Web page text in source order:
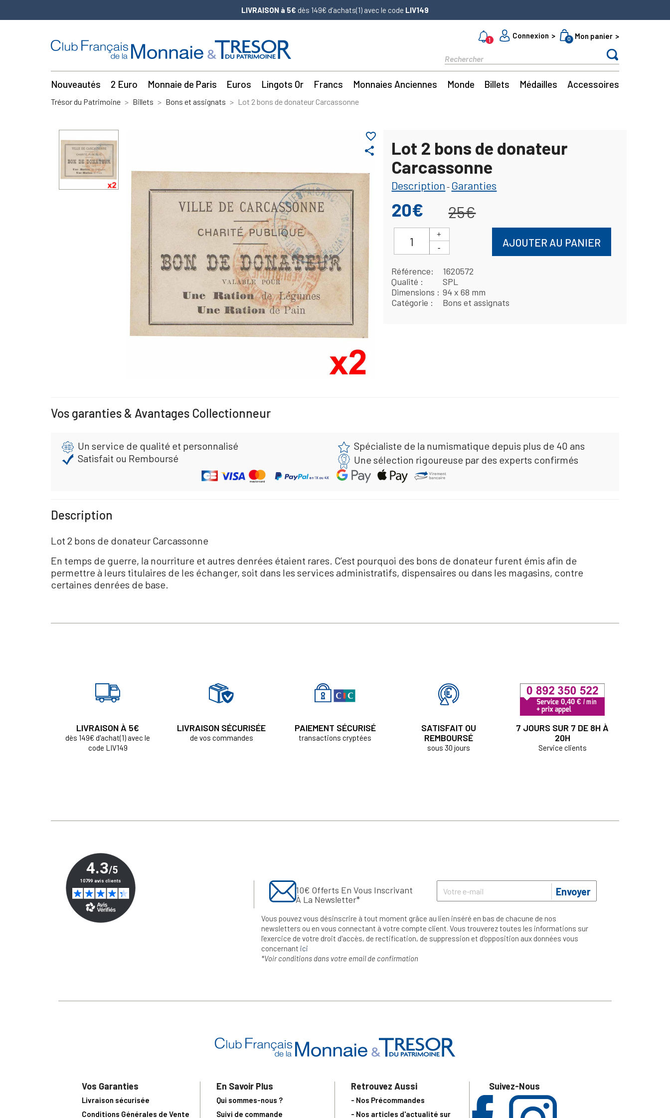
LIVRAISON à 5€ dès 149€ d’achats(1) avec le code LIV149
1
Connexion 0 Mon panier
Nouveautés 2 Euro Monnaie de Paris Euros Lingots Or Francs Monnaies Anciennes Monde Billets Médailles Accessoires
Trésor du Patrimoine Billets Bons et assignats Lot 2 bons de donateur Carcassonne
share
favorite_border
Lot 2 bons de donateur
Carcassonne
Description - Garanties
20€ 25€
AJOUTER AU PANIER
Référence
1620572
Qualité
SPL
Dimensions
94 x 68 mm
Catégorie
Bons et assignats
Vos garanties & Avantages Collectionneur
Un service de qualité et personnalisé
Spécialiste de la numismatique depuis plus de 40 ans
Satisfait ou Remboursé
Une sélection rigoureuse par des experts confirmés
Description
Lot 2 bons de donateur Carcassonne
En temps de guerre, la nourriture et autres denrées étaient rares. C’est pourquoi des bons de donateur furent émis afin de
permettre à leurs titulaires de les échanger, soit dans les services administratifs, dispensaires ou dans les magasins, contre
certaines denrées de base.
LIVRAISON À 5€
dès 149€ d'achat(1) avec le
code LIV149
LIVRAISON SÉCURISÉE
de vos commandes
PAIEMENT SÉCURISÉ
transactions cryptées
SATISFAIT OU
REMBOURSÉ
sous 30 jours
7 JOURS SUR 7 DE 8H À
20H
Service clients
10€ Offerts En Vous Inscrivant
À La Newsletter*
Envoyer
Vous pouvez vous désinscrire à tout moment grâce au lien inséré en bas de chacune de nos
newsletters ou en vous connectant à votre compte client. Vous trouverez toutes les informations sur
l’exercice de votre droit d'accès, de rectification, de suppression et d'opposition aux données vous
concernant ici
*Voir conditions dans votre email de confirmation
Vos Garanties
Livraison sécurisée
Conditions Générales de Vente
En Savoir Plus
Qui sommes-nous ?
Suivi de commande
Retrouvez Aussi
- Nos Précommandes
- Nos articles d'actualité sur
Suivez-Nous